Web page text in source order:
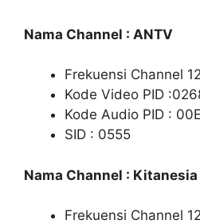
Nama Channel : ANTV
Frekuensi Channel
Kode Video PID
Kode Audio PID :
SID : 0555
Nama Channel : Kitanesia
Frekuensi Channel